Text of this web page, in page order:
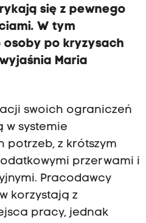
się z pewnego
W tym
po kryzysach
Maria
swoich ograniczeń
w systemie
potrzeb, z krótszym
przerwami i
Pracodawcy
korzystają z
pracy, jednak